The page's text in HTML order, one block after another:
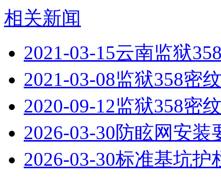
相关新闻
2021-03-15云南监狱
2021-03-08监狱358密
2020-09-12监狱358密
2026-03-30防眩网安装
2026-03-30标准基坑护